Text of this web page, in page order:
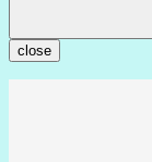
close